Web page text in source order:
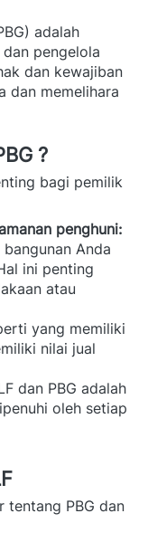
adalah
pengelola
dan kewajiban
dan memelihara
?
bagi pemilik
penghuni:
Anda
ini penting
atau
yang memiliki
nilai jual
dan PBG adalah
oleh setiap
tentang PBG dan